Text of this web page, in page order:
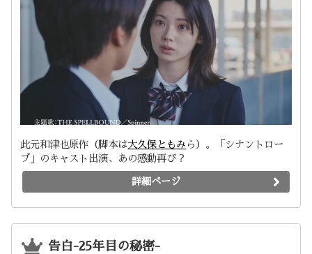
此元和津也原作（脚本は大久保ともみ ら）。「シナントロー
プ」のキャスト出演、あの感動再び？
詳細ページ
告白-25年目の秘密-